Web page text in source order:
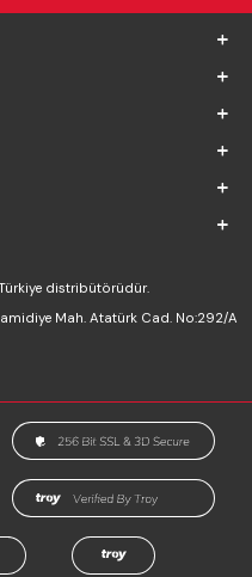
distribütörüdür.
Mah. Atatürk Cad. No:292/A